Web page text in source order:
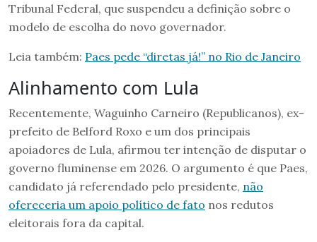
Tribunal Federal, que suspendeu a definição sobre o
modelo de escolha do novo governador.
Leia também: Paes pede “diretas já!” no Rio de Janeiro
Alinhamento com Lula
Recentemente, Waguinho Carneiro (Republicanos), ex-
prefeito de Belford Roxo e um dos principais
apoiadores de Lula, afirmou ter intenção de disputar o
governo fluminense em 2026. O argumento é que Paes,
candidato já referendado pelo presidente, não
ofereceria um apoio político de fato nos redutos
eleitorais fora da capital.